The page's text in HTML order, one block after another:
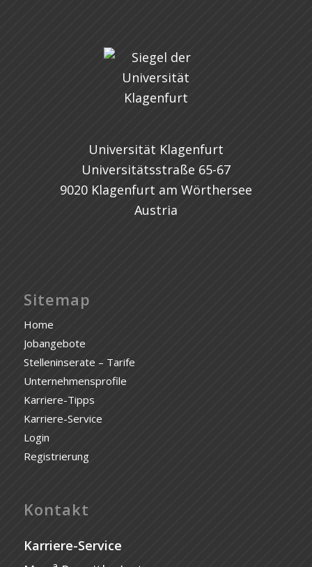
Universität Klagenfurt
Universitätsstraße 65-67
9020 Klagenfurt am Wörthersee
Austria
Sitemap
Home
Jobangebote
Stelleninserate – Tarife
Unternehmensprofile
Karriere-Tipps
Karriere-Service
Login
Registrierung
Kontakt
Karriere-Service